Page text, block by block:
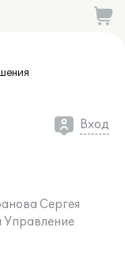
Вход
Сергея
Управление